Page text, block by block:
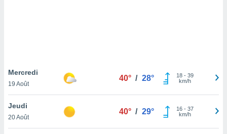
notre
que
Mercredi
19 Août
40° / 28° 18- 39
km/h
Jeudi
20 Août
40° / 29° 16- 37
km/h